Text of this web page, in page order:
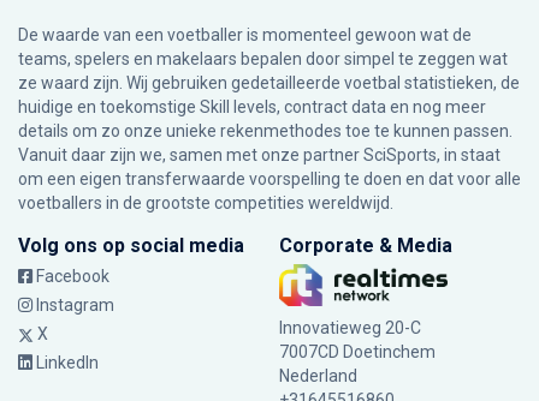
De waarde van een voetballer is momenteel gewoon wat de
teams, spelers en makelaars bepalen door simpel te zeggen wat
ze waard zijn. Wij gebruiken gedetailleerde voetbal statistieken, de
huidige en toekomstige Skill levels, contract data en nog meer
details om zo onze unieke rekenmethodes toe te kunnen passen.
Vanuit daar zijn we, samen met onze partner SciSports, in staat
om een eigen transferwaarde voorspelling te doen en dat voor alle
voetballers in de grootste competities wereldwijd.
Volg ons op social media
Facebook
Instagram
X
LinkedIn
Corporate & Media
Innovatieweg 20-C
7007CD Doetinchem
Nederland